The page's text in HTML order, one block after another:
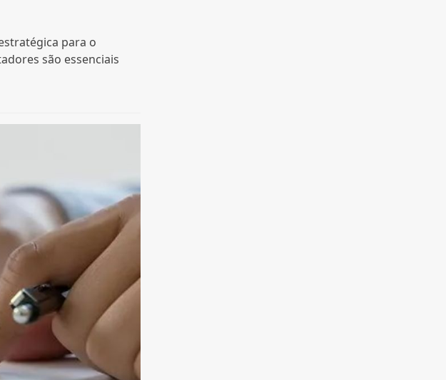
para o
são essenciais